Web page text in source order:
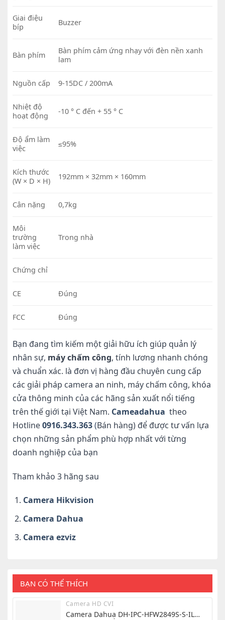
Giai điệu
bíp
Buzzer
Bàn phím
Bàn phím cảm ứng nhạy với đèn nền xanh
lam
Nguồn cấp 9-15DC / 200mA
Nhiệt độ
hoạt động
-10 ° C đến + 55 ° C
Độ ẩm làm
việc
≤95%
Kích thước
(W × D × H)
192mm × 32mm × 160mm
Cân nặng 0,7kg
Môi
trường
làm việc
Trong nhà
Chứng chỉ
CE Đúng
FCC Đúng
Bạn đang tìm kiếm một giải hữu ích giúp quản lý
nhân sự, máy chấm công, tính lương nhanh chóng
và chuẩn xác. là đơn vị hàng đầu chuyên cung cấp
các giải pháp camera an ninh, máy chấm công, khóa
cửa thông minh của các hãng sản xuất nổi tiếng
trên thế giới tại Việt Nam. Cameadahua theo
Hotline0916.343.363(Bán hàng) để được tư vấn lựa
chọn những sản phẩm phù hợp nhất với từng
doanh nghiệp của bạn
Tham khảo 3 hãng sau
Camera Hikvision
Camera Dahua
Camera ezviz
BẠN CÓ THỂ THÍCH
Camera HD CVI
Camera Dahua DH-IPC-HFW2849S-S-IL